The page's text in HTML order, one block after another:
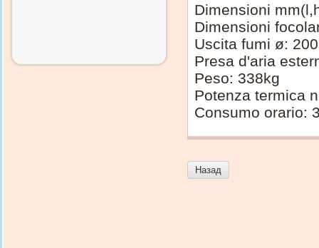
Dimensioni
Dimensioni
Uscita fumi ø:
Presa d'aria
Peso: 338kg
Potenza termica
Consumo orario:
Назад